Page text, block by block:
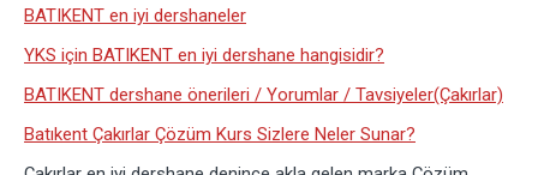
BATIKENT en iyi dershaneler
YKS için BATIKENT en iyi dershane hangisidir?
BATIKENT dershane önerileri / Yorumlar / Tavsiyeler(Çakırlar)
Batıkent Çakırlar Çözüm Kurs Sizlere Neler Sunar?